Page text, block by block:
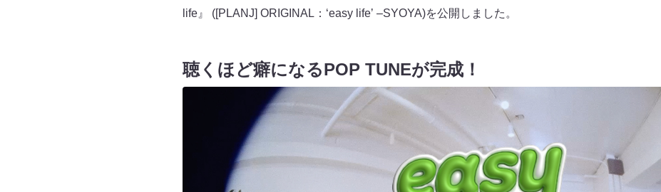
life』 ([PLANJ] ORIGINAL：ʻeasy lifeʼ –SYOYA)を公開しました。
聴くほど癖になるPOP TUNEが完成！